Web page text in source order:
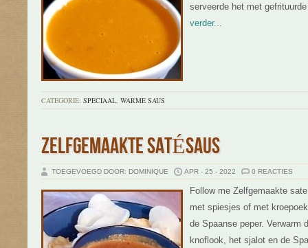
serveerde het met
verder...
CATEGORIE: SPECIAAL, WARME SAUS
ZELFGEMAAKTE SATÉSAUS
TOEGEVOEGD DOOR: DOMINIQUE APR - 25 - 2022 0 REACTIES
Follow me Zelfgemaakte
met spiesjes of met
de Spaanse peper. Verwarm
knoflook, het sjalot en de